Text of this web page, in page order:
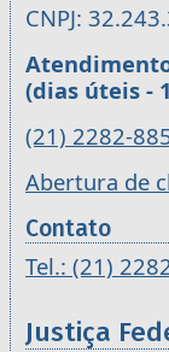
CNPJ:
(dias úteis -
(21) 2282-
Abertura de
Contato
Tel.: (21)
Justiça